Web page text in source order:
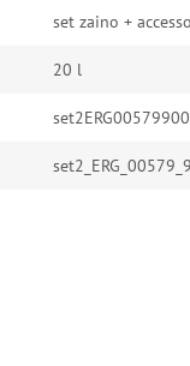
set zaino +
20 l